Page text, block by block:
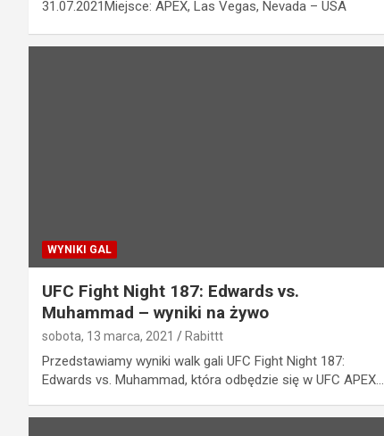
31.07.2021Miejsce: APEX, Las Vegas, Nevada – USA
WYNIKI GAL
UFC Fight Night 187: Edwards vs.
Muhammad – wyniki na żywo
sobota, 13 marca, 2021 Rabittt
Przedstawiamy wyniki walk gali UFC Fight Night 187:
Edwards vs. Muhammad, która odbędzie się w UFC APEX…